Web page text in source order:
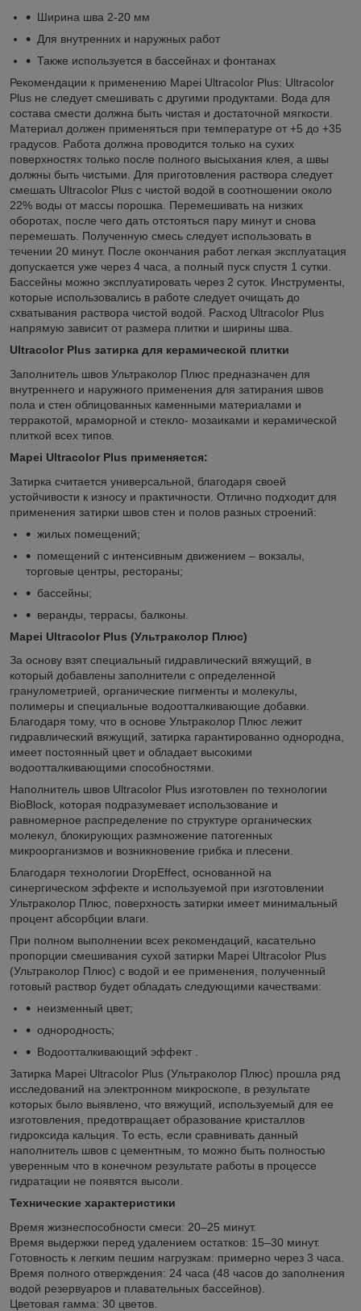
Ширина шва 2-20 мм
Для внутренних и наружных работ
Также используется в бассейнах и фонтанах
Рекомендации к применению Mapei Ultracolor Plus: Ultracolor
Plus не следует смешивать с другими продуктами. Вода для
состава смести должна быть чистая и достаточной мягкости.
Материал должен применяться при температуре от +5 до +35
градусов. Работа должна проводится только на сухих
поверхностях только после полного высыхания клея, а швы
должны быть чистыми. Для приготовления раствора следует
смешать Ultracolor Plus с чистой водой в соотношении около
22% воды от массы порошка. Перемешивать на низких
оборотах, после чего дать отстояться пару минут и снова
перемешать. Полученную смесь следует использовать в
течении 20 минут. После окончания работ легкая эксплуатация
допускается уже через 4 часа, а полный пуск спустя 1 сутки.
Бассейны можно эксплуатировать через 2 суток. Инструменты,
которые использовались в работе следует очищать до
схватывания раствора чистой водой. Расход Ultracolor Plus
напрямую зависит от размера плитки и ширины шва.
Ultracolor Plus затирка для керамической плитки
Заполнитель швов Ультраколор Плюс предназначен для
внутреннего и наружного применения для затирания швов
пола и стен облицованных каменными материалами и
терракотой, мраморной и стекло- мозаиками и керамической
плиткой всех типов.
Mapei Ultracolor Plus применяется:
Затирка считается универсальной, благодаря своей
устойчивости к износу и практичности. Отлично подходит для
применения затирки швов стен и полов разных строений:
жилых помещений;
помещений с интенсивным движением – вокзалы,
торговые центры, рестораны;
бассейны;
веранды, террасы, балконы.
Mapei Ultracolor Plus (Ультраколор Плюс)
За основу взят специальный гидравлический вяжущий, в
который добавлены заполнители с определенной
гранулометрией, органические пигменты и молекулы,
полимеры и специальные водоотталкивающие добавки.
Благодаря тому, что в основе Ультраколор Плюс лежит
гидравлический вяжущий, затирка гарантированно однородна,
имеет постоянный цвет и обладает высокими
водоотталкивающими способностями.
Наполнитель швов Ultracolor Plus изготовлен по технологии
BioBlock, которая подразумевает использование и
равномерное распределение по структуре органических
молекул, блокирующих размножение патогенных
микроорганизмов и возникновение грибка и плесени.
Благодаря технологии DropEffect, основанной на
синергическом эффекте и используемой при изготовлении
Ультраколор Плюс, поверхность затирки имеет минимальный
процент абсорбции влаги.
При полном выполнении всех рекомендаций, касательно
пропорции смешивания сухой затирки Mapei Ultracolor Plus
(Ультраколор Плюс) с водой и ее применения, полученный
готовый раствор будет обладать следующими качествами:
неизменный цвет;
однородность;
Водоотталкивающий эффект .
Затирка Mapei Ultracolor Plus (Ультраколор Плюс) прошла ряд
исследований на электронном микроскопе, в результате
которых было выявлено, что вяжущий, используемый для ее
изготовления, предотвращает образование кристаллов
гидроксида кальция. То есть, если сравнивать данный
наполнитель швов с цементным, то можно быть полностью
уверенным что в конечном результате работы в процессе
гидратации не появятся высоли.
Технические характеристики
Время жизнеспособности смеси: 20–25 минут.
Время выдержки перед удалением остатков: 15–30 минут.
Готовность к легким пешим нагрузкам: примерно через 3 часа.
Время полного отверждения: 24 часа (48 часов до заполнения
водой резервуаров и плавательных бассейнов).
Цветовая гамма: 30 цветов.